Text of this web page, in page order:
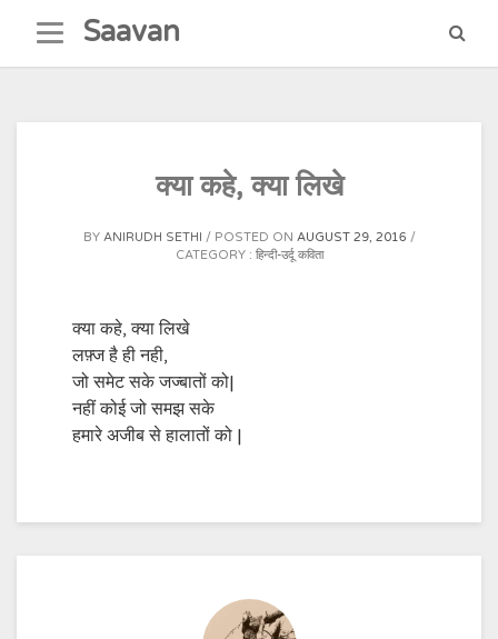
content
Saavan
क्या कहे, क्या लिखे
BY ANIRUDH SETHI POSTED ON AUGUST 29, 2016
CATEGORY : हिन्दी-उर्दू कविता
क्या कहे, क्या लिखे
लफ़्ज है ही नही,
जो समेट सके जज्बातों को|
नहीं कोई जो समझ सके
हमारे अजीब से हालातों को |